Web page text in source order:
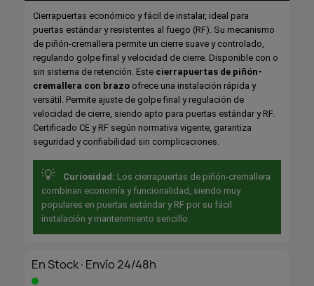
Cierrapuertas económico y fácil de instalar, ideal para
puertas estándar y resistentes al fuego (RF). Su mecanismo
de piñón-cremallera permite un cierre suave y controlado,
regulando golpe final y velocidad de cierre. Disponible con o
sin sistema de retención. Este cierrapuertas de piñón-
cremallera con brazo ofrece una instalación rápida y
versátil. Permite ajuste de golpe final y regulación de
velocidad de cierre, siendo apto para puertas estándar y RF.
Certificado CE y RF según normativa vigente, garantiza
seguridad y confiabilidad sin complicaciones.
💡 Curiosidad: Los cierrapuertas de piñón-cremallera
combinan economía y funcionalidad, siendo muy
populares en puertas estándar y RF por su fácil
instalación y mantenimiento sencillo.
En Stock·Envío 24/48h